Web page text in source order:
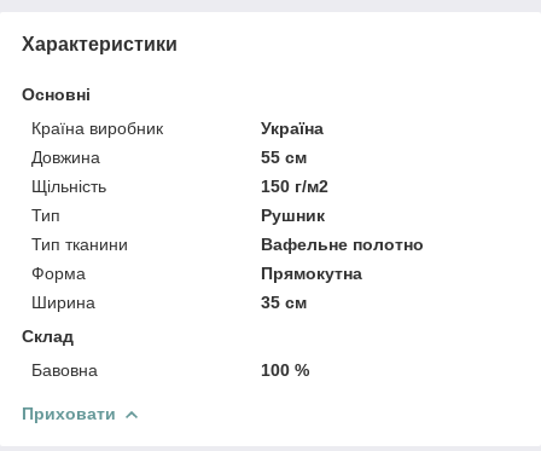
Характеристики
Основні
Країна виробник
Україна
Довжина
55 см
Щільність
150 г/м2
Тип
Рушник
Тип тканини
Вафельне полотно
Форма
Прямокутна
Ширина
35 см
Склад
Бавовна
100 %
Приховати